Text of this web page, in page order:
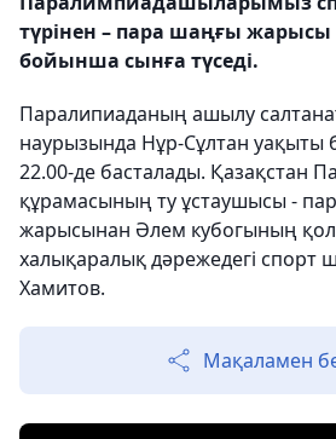
түрінен – пара шаңғы
бойынша сынға түседі.
Паралипиаданың ашылу
наурызында Нұр-Сұлтан уақыты
22.00-де басталады. Қазақстан
құрамасының ту ұстаушысы -
жарысынан Әлем кубогының
халықаралық дәрежедегі спорт
Хамитов.
Мақаламен